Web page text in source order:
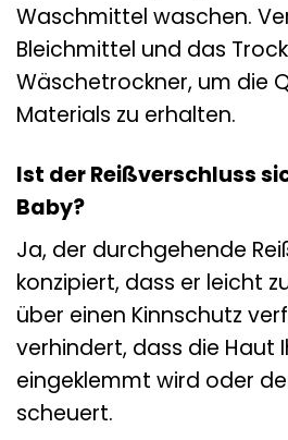
Waschmittel waschen.
Bleichmittel und das
Wäschetrockner, um die
Materials zu erhalten.
Ist der Reißverschluss
Baby?
Ja, der durchgehende
konzipiert, dass er leicht
über einen Kinnschutz
verhindert, dass die Haut
eingeklemmt wird oder
scheuert.